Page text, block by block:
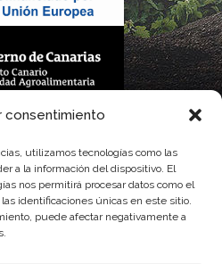
consentimiento
utilizamos tecnologías como las
a la información del dispositivo. El
nos permitirá procesar datos como el
identificaciones únicas en este sitio.
puede afectar negativamente a
por este Consejo Regulador es financiada,
de gastos del Instituto Canario de
Agroalimentaria